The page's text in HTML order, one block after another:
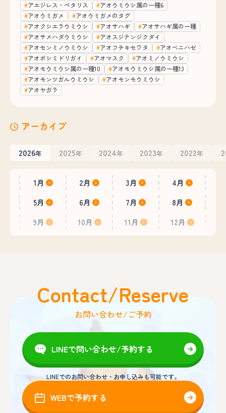
アエジレス・ペタリス
アオウミウシ属の一種6
アオウミガメ
アオウミガメのタグ
アオクシエラウミウシ
アオサハギ
アオサハギ属の一種
アオサメハダウミウシ
アオスジテンジクダイ
アオセンミノウミウシ
アオフチキセワタ
アオベニハゼ
アオボシミドリガイ
アオマスク
アオミノウミウシ
アオモウミウシ属の一種10
アオモウミウシ属の一種13
アオモンツガルウミウシ
アオモンモウミウシ
アオヤガラ
アーカイブ
2026年 2025年 2024年 2023年 2022年
1月 2月 3月
4月
5月
6月 7月
8月
9月
10月 11月 12月
Contact/Reserve
お問い合わせ/ご予約
LINEで問い合わせ/予約する
LINEでのお問い合わせ・お申し込みも可能です。
WEBで予約する